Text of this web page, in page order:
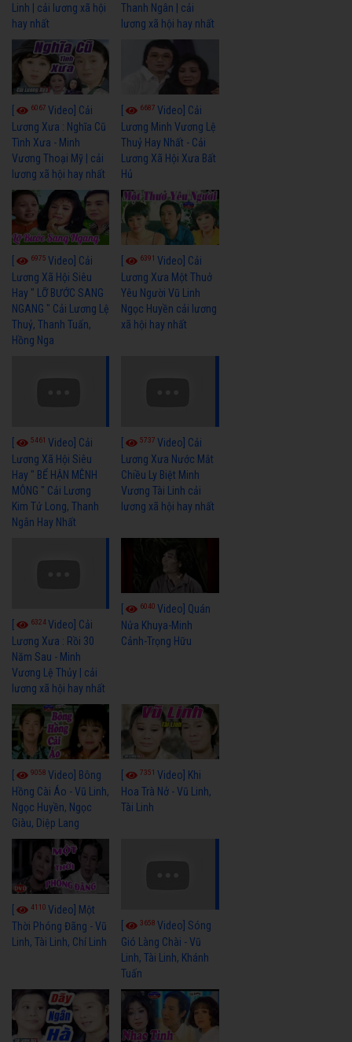
Linh | cải lương xã hội
hay nhất
Thanh Ngân | cải
lương xã hội hay nhất
6067 Video] Cải
Lương Xưa : Nghĩa Cũ
Tình Xưa - Minh
Vương Thoại Mỹ | cải
lương xã hội hay nhất
6687Video] Cải
Lương Minh Vương Lệ
Thuỷ Hay Nhất - Cải
Lương Xã Hội Xưa Bất
Hủ
6975 Video] Cải
Lương Xã Hội Siêu
Hay " LỠ BƯỚC SANG
NGANG " Cải Lương Lệ
Thuỷ, Thanh Tuấn,
Hồng Nga
6391Video] Cải
Lương Xưa Một Thuở
Yêu Người Vũ Linh
Ngọc Huyền cải lương
xã hội hay nhất
5461 Video] Cải
Lương Xã Hội Siêu
Hay " BỂ HẬN MÊNH
MÔNG " Cải Lương
Kim Tử Long, Thanh
Ngân Hay Nhất
5737Video] Cải
Lương Xưa Nước Mắt
Chiều Ly Biệt Minh
Vương Tài Linh cải
lương xã hội hay nhất
6324Video] Cải
Lương Xưa : Rồi 30
Năm Sau - Minh
Vương Lệ Thủy | cải
lương xã hội hay nhất
6040Video] Quán
Nửa Khuya-Minh
Cảnh-Trọng Hữu
9058 Video] Bông
Hồng Cài Áo - Vũ Linh,
Ngọc Huyền, Ngọc
Giàu, Diệp Lang
7351Video] Khi
Hoa Trà Nở - Vũ Linh,
Tài Linh
4110 Video] Một
Thời Phóng Đãng - Vũ
Linh, Tài Linh, Chí Linh
3658Video] Sóng
Gió Làng Chài - Vũ
Linh, Tài Linh, Khánh
Tuấn